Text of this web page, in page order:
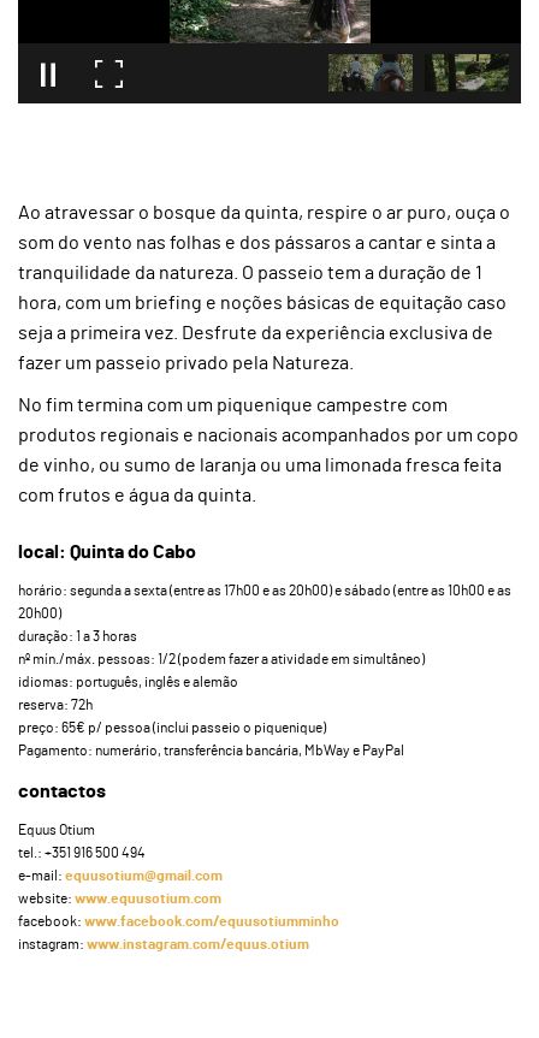
Ao atravessar o bosque da quinta, respire o ar puro, ouça o
som do vento nas folhas e dos pássaros a cantar e sinta a
tranquilidade da natureza. O passeio tem a duração de 1
hora, com um briefing e noções básicas de equitação caso
seja a primeira vez. Desfrute da experiência exclusiva de
fazer um passeio privado pela Natureza.
No fim termina com um piquenique campestre com
produtos regionais e nacionais acompanhados por um copo
de vinho, ou sumo de laranja ou uma limonada fresca feita
com frutos e água da quinta.
local: Quinta do Cabo
horário: segunda a sexta (entre as 17h00 e as 20h00) e sábado (entre as 10h00 e as
20h00)
duração: 1 a 3 horas
nº mín./máx. pessoas: 1/2 (podem fazer a atividade em simultâneo)
idiomas: português, inglês e alemão
reserva: 72h
preço: 65€ p/ pessoa (inclui passeio o piquenique)
Pagamento: numerário, transferência bancária, MbWay e PayPal
contactos
Equus Otium
tel.: +351 916 500 494
e-mail: equusotium@gmail.com
website: www.equusotium.com
facebook: www.facebook.com/equusotiumminho
instagram: www.instagram.com/equus.otium